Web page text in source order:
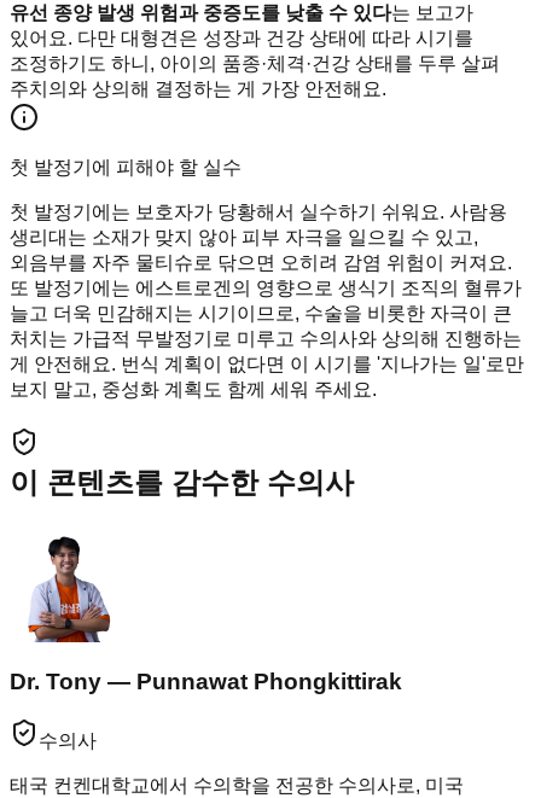
유선 종양 발생 위험과 중증도를 낮출 수 있다는 보고가
있어요. 다만 대형견은 성장과 건강 상태에 따라 시기를
조정하기도 하니, 아이의 품종·체격·건강 상태를 두루 살펴
주치의와 상의해 결정하는 게 가장 안전해요.
첫 발정기에 피해야 할 실수
첫 발정기에는 보호자가 당황해서 실수하기 쉬워요. 사람용
생리대는 소재가 맞지 않아 피부 자극을 일으킬 수 있고,
외음부를 자주 물티슈로 닦으면 오히려 감염 위험이 커져요.
또 발정기에는 에스트로겐의 영향으로 생식기 조직의 혈류가
늘고 더욱 민감해지는 시기이므로, 수술을 비롯한 자극이 큰
처치는 가급적 무발정기로 미루고 수의사와 상의해 진행하는
게 안전해요. 번식 계획이 없다면 이 시기를 '지나가는 일'로만
보지 말고, 중성화 계획도 함께 세워 주세요.
이 콘텐츠를 감수한 수의사
Dr. Tony — Punnawat Phongkittirak
수의사
태국 컨켄대학교에서 수의학을 전공한 수의사로, 미국